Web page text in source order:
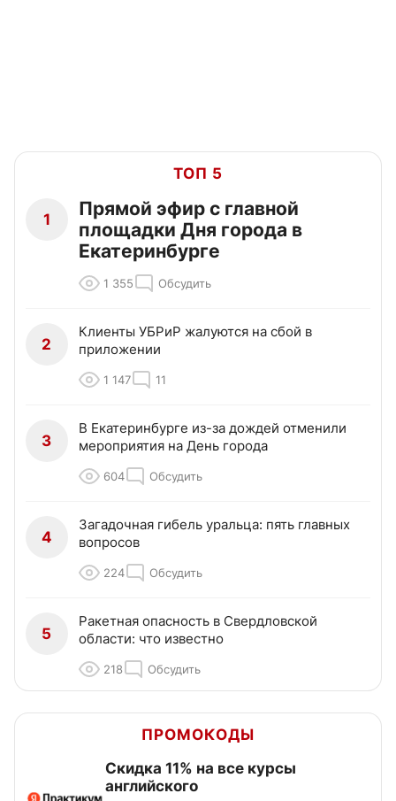
ТОП 5
1
Прямой эфир с главной
площадки Дня города в
Екатеринбурге
1 355 Обсудить
2
Клиенты УБРиР жалуются на сбой в
приложении
1 147 11
3
В Екатеринбурге из-за дождей отменили
мероприятия на День города
604 Обсудить
4
Загадочная гибель уральца: пять главных
вопросов
224 Обсудить
5
Ракетная опасность в Свердловской
области: что известно
218 Обсудить
ПРОМОКОДЫ
Скидка 11% на все курсы
английского